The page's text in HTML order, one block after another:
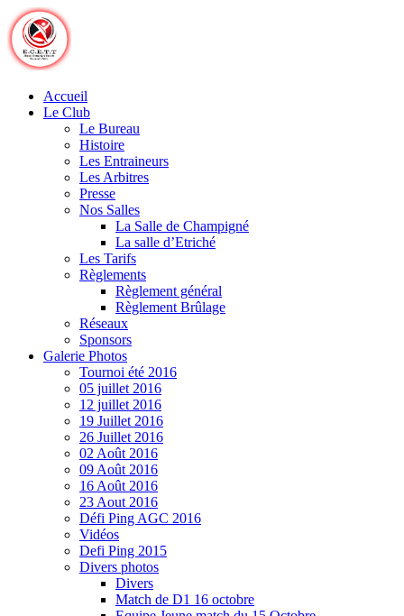
Skip
to
content
Accueil
Le Club
Le Bureau
Histoire
Les Entraineurs
Les Arbitres
Presse
Nos Salles
La Salle de Champigné
La salle d’Etriché
Les Tarifs
Règlements
Règlement général
Règlement Brûlage
Réseaux
Sponsors
Galerie Photos
Tournoi été 2016
05 juillet 2016
12 juillet 2016
19 Juillet 2016
26 Juillet 2016
02 Août 2016
09 Août 2016
16 Août 2016
23 Aout 2016
Défi Ping AGC 2016
Vidéos
Defi Ping 2015
Divers photos
Divers
Match de D1 16 octobre